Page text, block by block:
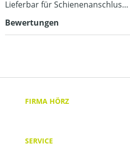
Lieferbar für Schienenanschlus…
Bewertungen
FIRMA HÖRZ
SERVICE